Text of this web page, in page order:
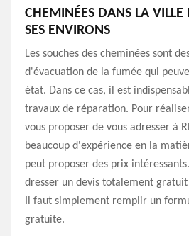
CHEMINÉES DANS LA VILLE
SES ENVIRONS
Les souches des cheminées sont
d'évacuation de la fumée qui
état. Dans ce cas, il est
travaux de réparation. Pour
vous proposer de vous adresser à
beaucoup d'expérience en la
peut proposer des prix
dresser un devis totalement
Il faut simplement remplir un
gratuite.